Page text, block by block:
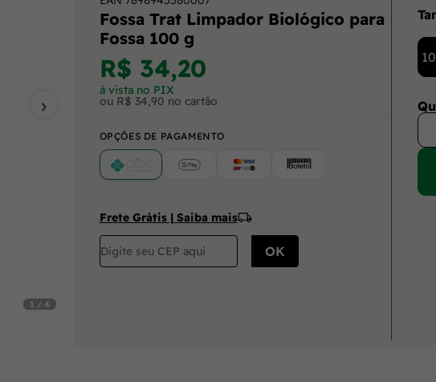
›
1 / 4
Fossa Trat Limpador Biológico para
Fossa 100 g
R$ 34,20
à vista no PIX
ou R$ 34,90 no cartão
OPÇÕES DE PAGAMENTO
PIX Google Pay (Crédito/Débito)
Cartão Boleto
Frete Grátis | Saiba mais